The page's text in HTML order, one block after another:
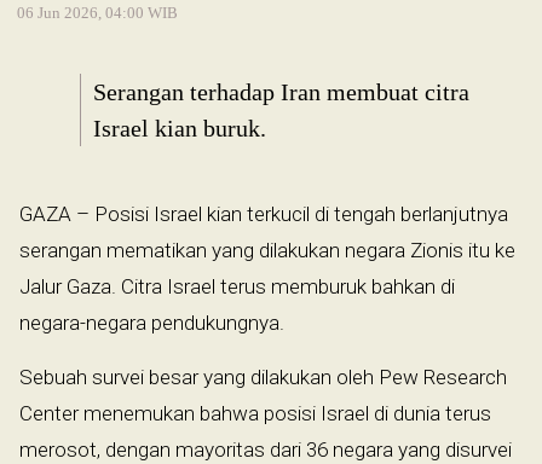
06 Jun 2026, 04:00 WIB
Serangan terhadap Iran membuat citra
Israel kian buruk.
GAZA – Posisi Israel kian terkucil di tengah berlanjutnya
serangan mematikan yang dilakukan negara Zionis itu ke
Jalur Gaza. Citra Israel terus memburuk bahkan di
negara-negara pendukungnya.
Sebuah survei besar yang dilakukan oleh Pew Research
Center menemukan bahwa posisi Israel di dunia terus
merosot, dengan mayoritas dari 36 negara yang disurvei